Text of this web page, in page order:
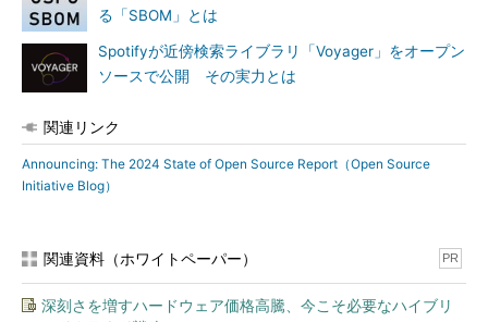
る「SBOM」とは
Spotifyが近傍検索ライブラリ「Voyager」をオープン
ソースで公開 その実力とは
関連リンク
Announcing: The 2024 State of Open Source Report（Open Source
Initiative Blog）
関連資料（ホワイトペーパー） PR
深刻さを増すハードウェア価格高騰、今こそ必要なハイブリ